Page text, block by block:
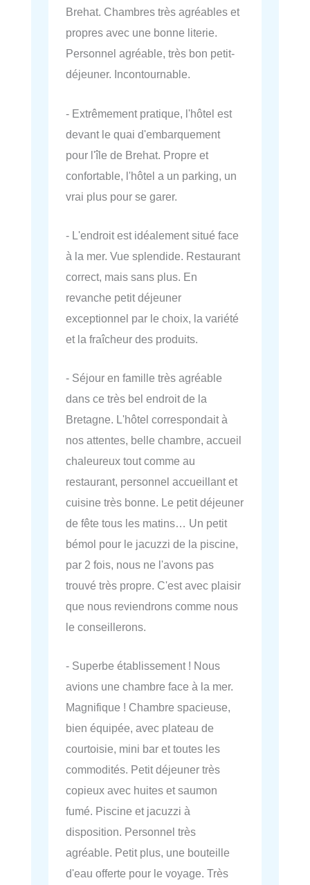
Brehat. Chambres très agréables et
propres avec une bonne literie.
Personnel agréable, très bon petit-
déjeuner. Incontournable.
- Extrêmement pratique, l'hôtel est
devant le quai d'embarquement
pour l'île de Brehat. Propre et
confortable, l'hôtel a un parking, un
vrai plus pour se garer.
- L'endroit est idéalement situé face
à la mer. Vue splendide. Restaurant
correct, mais sans plus. En
revanche petit déjeuner
exceptionnel par le choix, la variété
et la fraîcheur des produits.
- Séjour en famille très agréable
dans ce très bel endroit de la
Bretagne. L'hôtel correspondait à
nos attentes, belle chambre, accueil
chaleureux tout comme au
restaurant, personnel accueillant et
cuisine très bonne. Le petit déjeuner
de fête tous les matins… Un petit
bémol pour le jacuzzi de la piscine,
par 2 fois, nous ne l'avons pas
trouvé très propre. C'est avec plaisir
que nous reviendrons comme nous
le conseillerons.
- Superbe établissement ! Nous
avions une chambre face à la mer.
Magnifique ! Chambre spacieuse,
bien équipée, avec plateau de
courtoisie, mini bar et toutes les
commodités. Petit déjeuner très
copieux avec huites et saumon
fumé. Piscine et jacuzzi à
disposition. Personnel très
agréable. Petit plus, une bouteille
d'eau offerte pour le voyage. Très